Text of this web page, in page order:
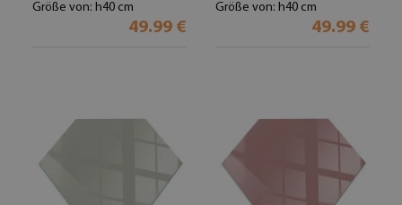
Größe von: h40 cm
49.99 €
Größe von: h40 cm
49.99 €